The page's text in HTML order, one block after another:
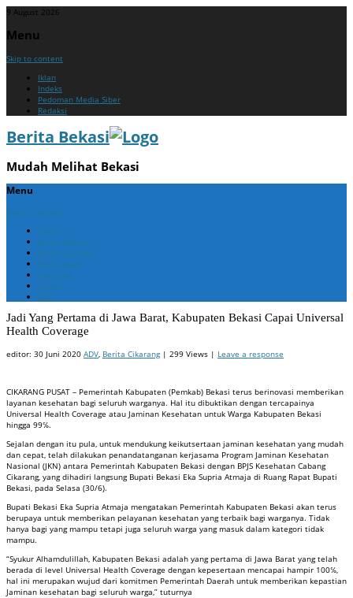
9 August 2026
Menu
Skip to content
Iklan
Indeks
Pedoman Media Siber
Redaksi
Berita Bekasi
Mudah Melihat Bekasi
Menu
Skip to content
Home
Berita Bekasi
Berita Cikarang
Berita Jabar
Nasional
Politik
ADV
Jadi Yang Pertama di Jawa Barat, Kabupaten Bekasi Capai Universal
Health Coverage
editor: 30 Juni 2020 ADV Berita Cikarang| 299 Views | Leave a response
CIKARANG PUSAT – Pemerintah Kabupaten (Pemkab) Bekasi terus berinovasi memberikan
layanan kesehatan bagi seluruh warganya. Hal itu dibuktikan dengan tercapainya
Universal Health Coverage atau Jaminan Kesehatan untuk Warga Kabupaten Bekasi
hingga 99℅.
Sejalan dengan itu pula, untuk mendukung keikutsertaan jaminan kesehatan yang mudah
dan cepat, telah dilakukan penandatanganan kerjasama Program Jaminan Kesehatan
Nasional (JKN) antara Pemerintah Kabupaten Bekasi dengan BPJS Kesehatan Cabang
Cikarang, yang dihadiri langsung Bupati Bekasi Eka Supria Atmaja di Ruang Rapat Bupati
Bekasi, pada Selasa (30/6).
Bupati Bekasi Eka Supria Atmaja mengatakan Pemerintah Kabupaten Bekasi akan terus
berupaya untuk memberikan pelayanan kesehatan yang terbaik bagi warganya. Tidak
hanya bagi yang mampu tetapi juga seluruh warga yang masuk dalam kategori tidak
mampu.
“Syukur Alhamdulillah, Kabupaten Bekasi adalah yang pertama di Jawa Barat yang telah
berada di level Universal Health Coverage dengan kepesertaan mencapai hampir 100℅,
hal ini merupakan wujud dari komitmen Pemerintah Daerah untuk memberikan kepastian
Jaminan kesehatan bagi seluruh warga,” tuturnya